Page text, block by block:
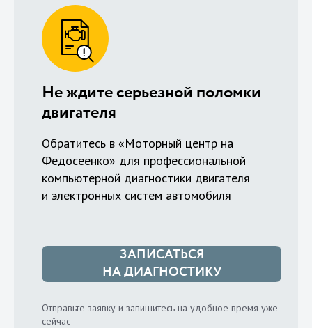
Не ждите серьезной поломки
двигателя
Обратитесь в «Моторный центр на
Федосеенко» для профессиональной
компьютерной диагностики двигателя
и электронных систем автомобиля
ЗАПИСАТЬСЯ
НА ДИАГНОСТИКУ
Отправьте заявку и запишитесь на удобное время уже
сейчас